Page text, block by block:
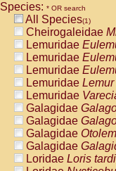
Species: * OR search
All Species(1)
Cheirogaleidae
Lemuridae
Lemuridae
Lemuridae
Lemuridae Lemur
Lemuridae
Galagidae
Galagidae
Galagidae
Galagidae
Loridae Loris